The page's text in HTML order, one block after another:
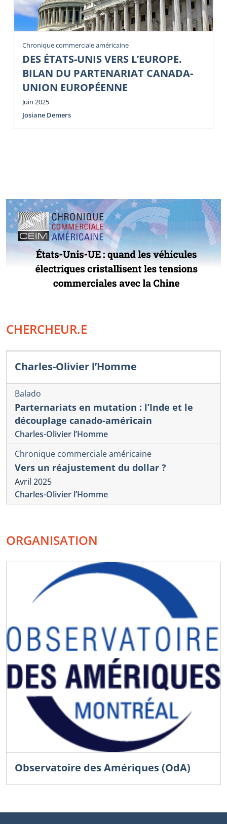
Chronique commerciale américaine
DES ÉTATS-UNIS VERS L’EUROPE.
BILAN DU PARTENARIAT CANADA-
UNION EUROPÉENNE
Juin 2025
Josiane Demers
CHERCHEUR.E
Charles-Olivier l’Homme
Balado
Parternariats en mutation : l’Inde et le
découplage canado-américain
Charles-Olivier l’Homme
Chronique commerciale américaine
Vers un réajustement du dollar ?
Avril 2025
Charles-Olivier l’Homme
ORGANISATION
Observatoire des Amériques (OdA)